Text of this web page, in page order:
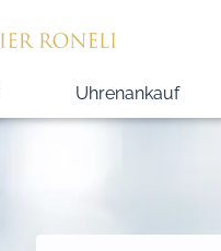
Uhrenankauf